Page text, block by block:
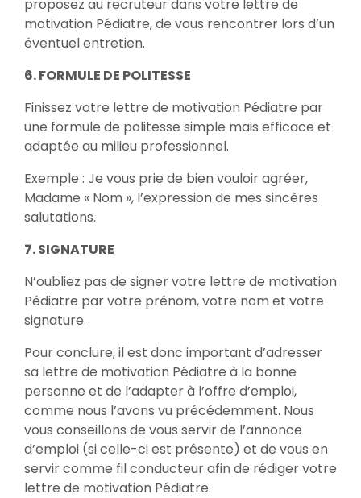
proposez au recruteur dans votre lettre de
motivation Pédiatre, de vous rencontrer lors d’un
éventuel entretien.
6. FORMULE DE POLITESSE
Finissez votre lettre de motivation Pédiatre par
une formule de politesse simple mais efficace et
adaptée au milieu professionnel.
Exemple : Je vous prie de bien vouloir agréer,
Madame « Nom », l’expression de mes sincères
salutations.
7. SIGNATURE
N’oubliez pas de signer votre lettre de motivation
Pédiatre par votre prénom, votre nom et votre
signature.
Pour conclure, il est donc important d’adresser
sa lettre de motivation Pédiatre à la bonne
personne et de l’adapter à l’offre d’emploi,
comme nous l’avons vu précédemment. Nous
vous conseillons de vous servir de l’annonce
d’emploi (si celle-ci est présente) et de vous en
servir comme fil conducteur afin de rédiger votre
lettre de motivation Pédiatre.